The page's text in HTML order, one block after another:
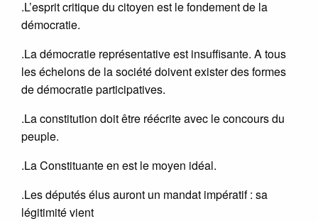
.L’esprit critique du citoyen est le fondement de la
démocratie.
.La démocratie représentative est insuffisante. A tous
les échelons de la société doivent exister des formes
de démocratie participatives.
.La constitution doit être réécrite avec le concours du
peuple.
.La Constituante en est le moyen idéal.
.Les députés élus auront un mandat impératif : sa
légitimité vient